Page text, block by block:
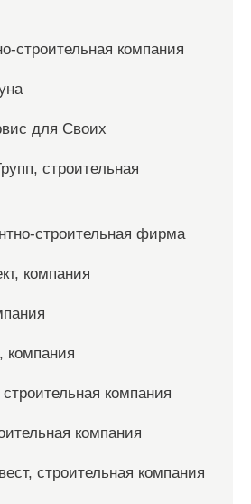
строительная компания
для Своих
строительная
строительная фирма
компания
компания
компания
компания
строительная компания